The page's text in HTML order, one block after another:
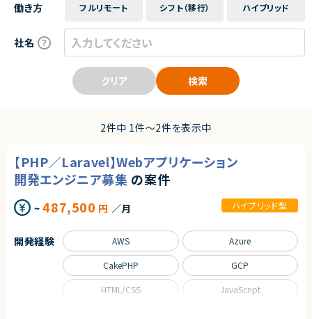
働き方 フルリモート シフト（移行） ハイブリッド
社名
クリア 検索
2件中 1件〜2件を表示中
【PHP／Laravel】Webアプリケーション
開発エンジニア募集 の案件
~487,500 円 ／月 ハイブリッド型
開発経験 AWS Azure
CakePHP GCP
HTML/CSS JavaScript